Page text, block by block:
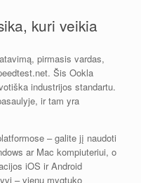
kuri veikia
pirmasis vardas,
Šis Ookla
industrijos standartu.
ir tam yra
– galite jį naudoti
ar Mac kompiuteriui, o
iOS ir Android
– vienu mygtuko